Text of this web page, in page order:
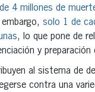
4 millones de
solo 1 de
, lo que pone de
y preparación
al sistema de
contra una